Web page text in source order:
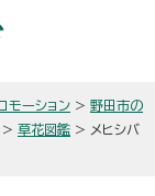
モーション > 野田市の
> 草花図鑑 > メヒシバ